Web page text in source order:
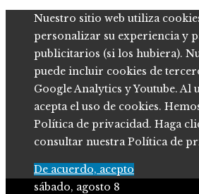
Nuestro sitio web utiliza
personalizar su experiencia y
publicitarios (si los hubiera).
puede incluir cookies de
Google Analytics y Youtube. Al
acepta el uso de cookies.
Política de privacidad. Haga
consultar nuestra Política de
De acuerdo, acepto
sábado, agosto 8